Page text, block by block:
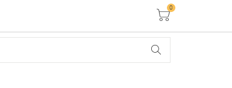
Krepšelis
0